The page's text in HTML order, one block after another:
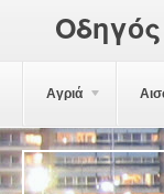
Αγριά